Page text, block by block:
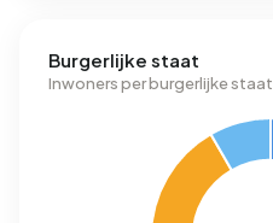
Burgerlijke staat
Inwoners per burgerlijke staat